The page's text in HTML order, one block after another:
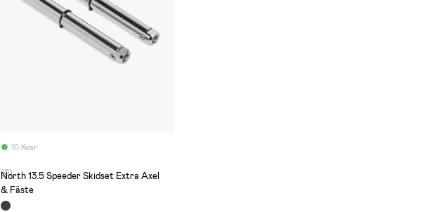
10 Kvar
(0)
North 13.5 Speeder Skidset Extra Axel
& Fäste